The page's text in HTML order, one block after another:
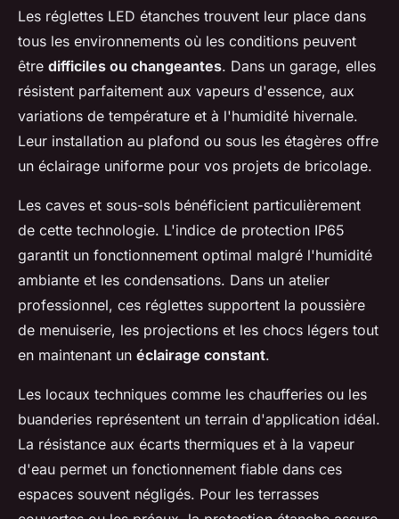
Les réglettes LED étanches trouvent leur place dans
tous les environnements où les conditions peuvent
être difficiles ou changeantes. Dans un garage, elles
résistent parfaitement aux vapeurs d'essence, aux
variations de température et à l'humidité hivernale.
Leur installation au plafond ou sous les étagères offre
un éclairage uniforme pour vos projets de bricolage.
Les caves et sous-sols bénéficient particulièrement
de cette technologie. L'indice de protection IP65
garantit un fonctionnement optimal malgré l'humidité
ambiante et les condensations. Dans un atelier
professionnel, ces réglettes supportent la poussière
de menuiserie, les projections et les chocs légers tout
en maintenant un éclairage constant.
Les locaux techniques comme les chaufferies ou les
buanderies représentent un terrain d'application idéal.
La résistance aux écarts thermiques et à la vapeur
d'eau permet un fonctionnement fiable dans ces
espaces souvent négligés. Pour les terrasses